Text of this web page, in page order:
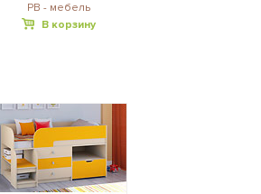
РВ - мебель
В корзину